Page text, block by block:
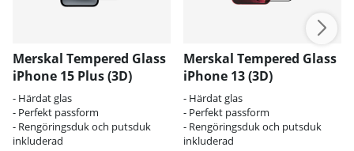
Merskal Tempered Glass
iPhone 15 Plus (3D)
- Härdat glas
- Perfekt passform
- Rengöringsduk och putsduk
inkluderad
Merskal Tempered Glass
iPhone 13 (3D)
- Härdat glas
- Perfekt passform
- Rengöringsduk och putsduk
inkluderad